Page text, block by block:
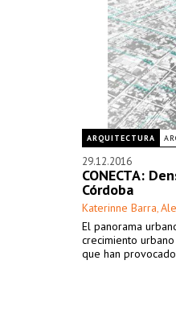
ARQUITECTURA
29.12.2016
CONECTA:
Córdoba
Katerinne Barra,
El panorama
crecimiento
que han